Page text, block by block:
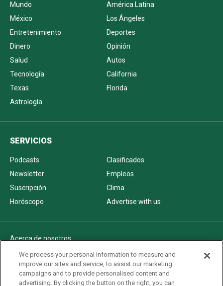
Mundo
América Latina
México
Los Ángeles
Entretenimiento
Deportes
Dinero
Opinión
Salud
Autos
Tecnología
California
Texas
Florida
Astrología
SERVICIOS
Podcasts
Clasificados
Newsletter
Empleos
Suscripción
Clima
Horóscopo
Advertise with us
Acerca de nosotros
Politica de privacidad
Pautas Editoriales
AdChoices
We process your personal information to measure and
improve our sites and service, to assist our marketing
campaigns and to provide personalised content and
advertising. By clicking the button on the right, you can